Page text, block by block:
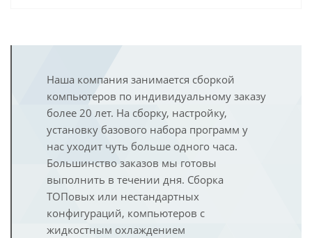
Наша компания занимается сборкой
компьютеров по индивидуальному заказу
более 20 лет. На сборку, настройку,
установку базового набора программ у
нас уходит чуть больше одного часа.
Большинство заказов мы готовы
выполнить в течении дня. Сборка
ТОПовых или нестандартных
конфигураций, компьютеров с
жидкостным охлаждением